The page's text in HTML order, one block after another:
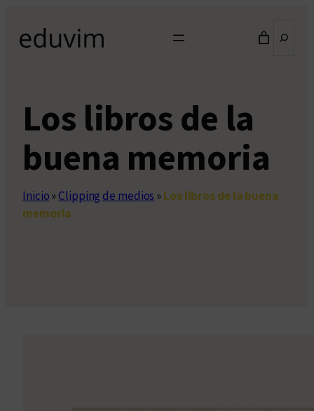
contenido
Los libros de la
buena memoria
Inicio»Clipping de medios »Los libros de la buena
memoria